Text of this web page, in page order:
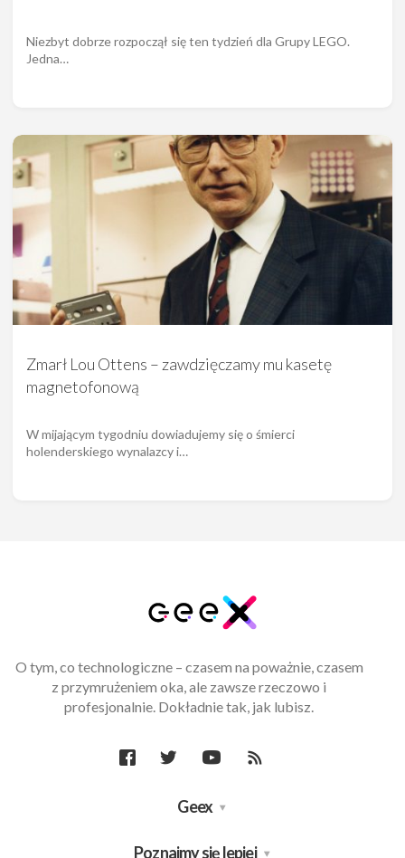
Niezbyt dobrze rozpoczął się ten tydzień dla Grupy LEGO.
Jedna…
Zmarł Lou Ottens – zawdzięczamy mu kasetę
magnetofonową
W mijającym tygodniu dowiadujemy się o śmierci
holenderskiego wynalazcy i…
O tym, co technologiczne – czasem na poważnie, czasem
z przymrużeniem oka, ale zawsze rzeczowo i
profesjonalnie. Dokładnie tak, jak lubisz.
Geex
Poznajmy się lepiej